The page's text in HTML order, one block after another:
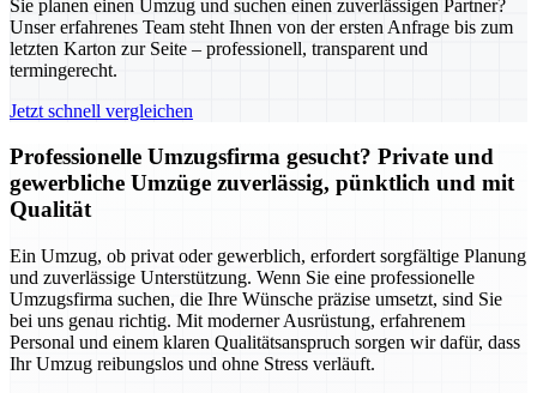
Sie planen einen Umzug und suchen einen zuverlässigen Partner?
Unser erfahrenes Team steht Ihnen von der ersten Anfrage bis zum
letzten Karton zur Seite – professionell, transparent und
termingerecht.
Jetzt schnell vergleichen
Professionelle Umzugsfirma gesucht? Private und
gewerbliche Umzüge zuverlässig, pünktlich und mit
Qualität
Ein Umzug, ob privat oder gewerblich, erfordert sorgfältige Planung
und zuverlässige Unterstützung. Wenn Sie eine professionelle
Umzugsfirma suchen, die Ihre Wünsche präzise umsetzt, sind Sie
bei uns genau richtig. Mit moderner Ausrüstung, erfahrenem
Personal und einem klaren Qualitätsanspruch sorgen wir dafür, dass
Ihr Umzug reibungslos und ohne Stress verläuft.